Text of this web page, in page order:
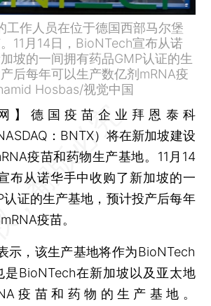
工作人员在位于德国西部马尔堡
11月14日，BioNTech宣布从诺
坡的一间拥有药品GMP认证的生
后每年可以生产数亿剂mRNA疫
Hosbas/视觉中国
】 德国疫苗企业拜恩泰科
：BNTX）将在新加坡建设
疫苗和药物生产基地。11月14
布从诺华手中收购了新加坡的一
认证的生产基地，预计投产后每年
疫苗。
，该生产基地将作为BioNTech
是BioNTech在新加坡以及亚太地
疫苗和药物的生产基地。